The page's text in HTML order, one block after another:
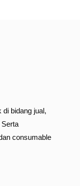
bidang jual,
consumable